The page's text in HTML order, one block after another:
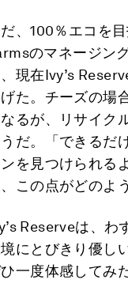
、100％エコを
のマネージン
、現在Ivy’s
た。チーズの場
なるが、リサイク
だ。「できるだ
ンを見つけられる
この点がどのよ
Reserveは、わ
にとびきり優し
一度体感してみ